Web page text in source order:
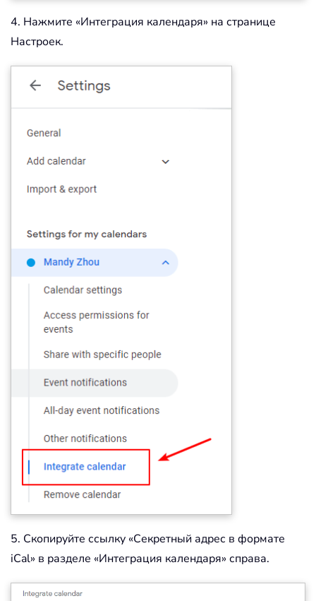
4. Нажмите «Интеграция календаря» на странице
Настроек.
5. Скопируйте ссылку «Секретный адрес в формате
iCal» в разделе «Интеграция календаря» справа.